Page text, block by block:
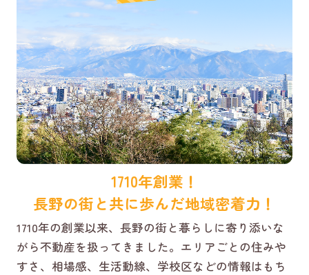
1710年創業！
長野の街と共に歩んだ地域密着力！
1710年の創業以来、長野の街と暮らしに寄り添いな
がら不動産を扱ってきました。エリアごとの住みや
すさ、相場感、生活動線、学校区などの情報はもち